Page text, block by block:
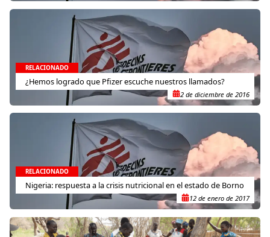
RELACIONADO
¿Hemos logrado que Pfizer escuche nuestros llamados?
2 de diciembre de 2016
RELACIONADO
Nigeria: respuesta a la crisis nutricional en el estado de Borno
12 de enero de 2017